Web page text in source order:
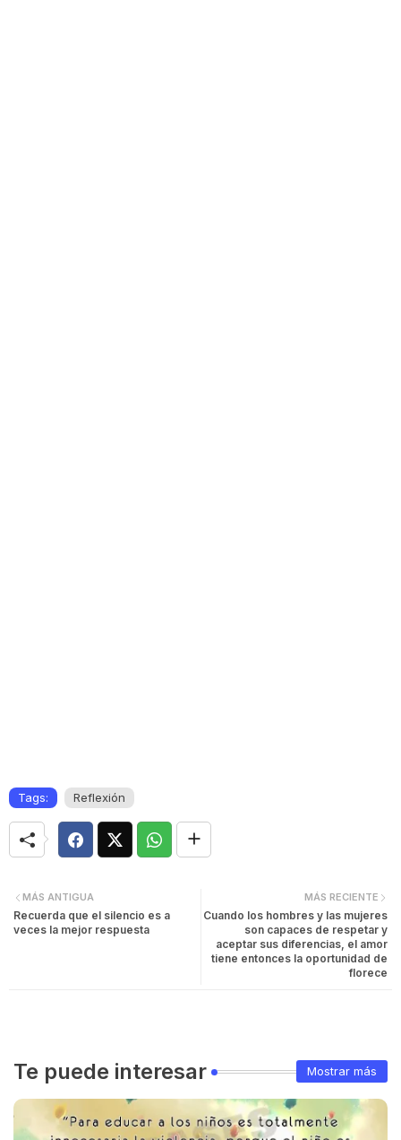
Tags: Reflexión
MÁS RECIENTE
Cuando los hombres y las mujeres
son capaces de respetar y
aceptar sus diferencias, el amor
tiene entonces la oportunidad de
florece
MÁS ANTIGUA
Recuerda que el silencio es a
veces la mejor respuesta
Te puede interesar Mostrar más